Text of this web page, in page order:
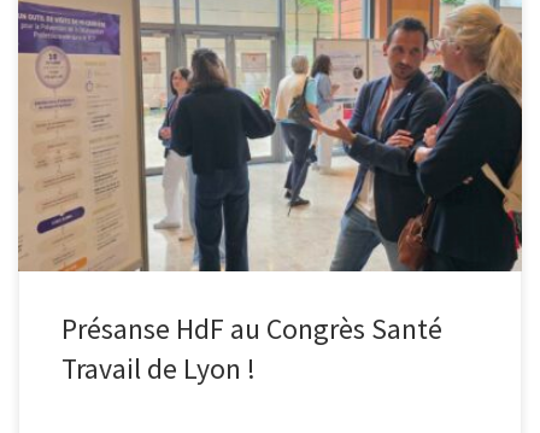
3 Services de Prévention et de Santé au Travail des Hauts-de-
France ont participé au Congrès National de Médecine et de Santé
au Travail de Lyon : Action Santé Travail, ASTIL 62 et PÔLE SANTÉ
TRAVAIL Métropole Nord ont en effet illustré la prévention et la
santé au travail sous différents formats […]
Présanse HdF au Congrès Santé
Travail de Lyon !